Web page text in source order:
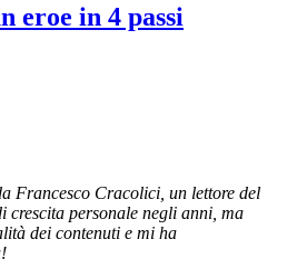
eroe in 4 passi
Francesco Cracolici, un lettore del
personale negli anni, ma
dei contenuti e mi ha